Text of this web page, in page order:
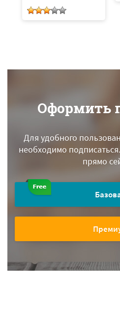
Оформить
Для удобного
необходимо подписаться.
прямо